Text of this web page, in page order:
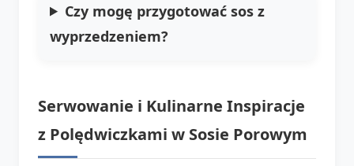
Czy mogę przygotować sos z
wyprzedzeniem?
Serwowanie i Kulinarne Inspiracje
z Polędwiczkami w Sosie Porowym